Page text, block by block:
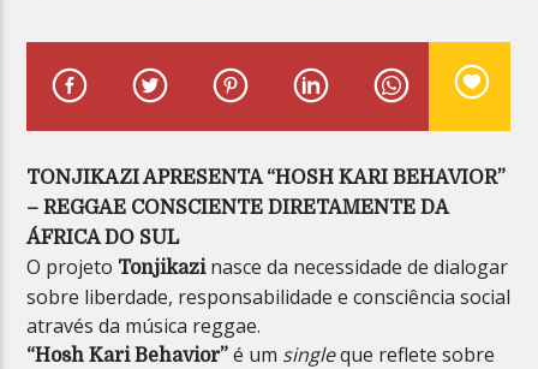
The System
Planeta Reggae
TONJIKAZI APRESENTA “HOSH KARI BEHAVIOR”
– REGGAE CONSCIENTE DIRETAMENTE DA
ÁFRICA DO SUL
O projeto Tonjikazinasce da necessidade de dialogar
sobre liberdade, responsabilidade e consciência social
através da música reggae.
“Hosh Kari Behavior” é um singleque reflete sobre